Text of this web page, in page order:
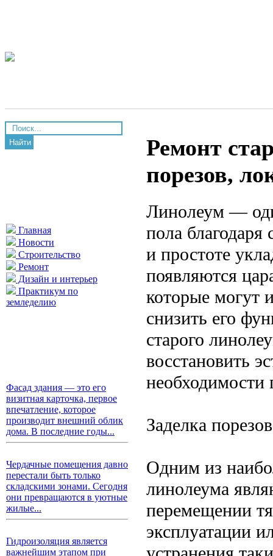
Найти
Главная
Новости
Строительство
Ремонт
Дизайн и интерьер
Практикум по
земледелию
Фасад здания — это его
визитная карточка, первое
впечатление, которое
производит внешний облик
дома. В последние годы...
Чердачные помещения давно
перестали быть только
складскими зонами. Сегодня
они превращаются в уютные
жилые...
Гидроизоляция является
важнейшим этапом при
Ремонт
порезов,
Линолеум —
пола
и простоте
появляются
которые могут
снизить его
старого
восстановить
Заделка
Одним из
линолеума
перемещении
эксплуатации